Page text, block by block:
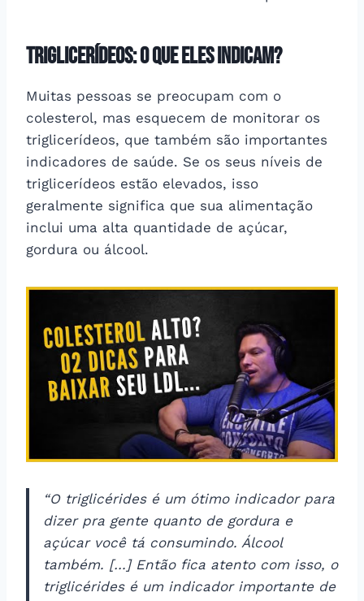
Triglicerídeos: o que eles indicam?
Muitas pessoas se preocupam com o
colesterol, mas esquecem de monitorar os
triglicerídeos, que também são importantes
indicadores de saúde. Se os seus níveis de
triglicerídeos estão elevados, isso
geralmente significa que sua alimentação
inclui uma alta quantidade de açúcar,
gordura ou álcool.
“O triglicérides é um ótimo indicador para
dizer pra gente quanto de gordura e
açúcar você tá consumindo. Álcool
também. […] Então fica atento com isso, o
triglicérides é um indicador importante de